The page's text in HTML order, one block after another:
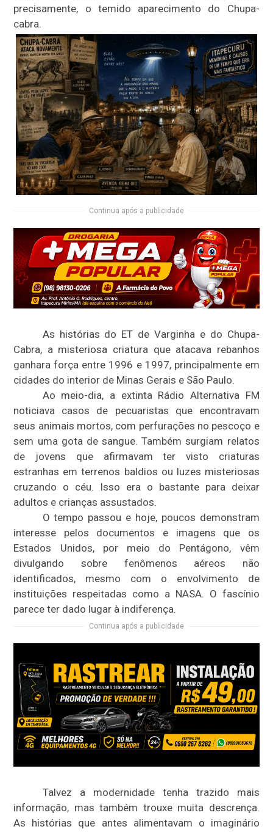
precisamente, o temido aparecimento do Chupa-
cabra.
Continua após a publicidade
As histórias do ET de Varginha e do Chupa-
Cabra, a misteriosa criatura que atacava rebanhos
ganhara força entre 1996 e 1997, principalmente em
cidades do interior de Minas Gerais e São Paulo.
Ao meio-dia, a extinta Rádio Alternativa FM
noticiava casos de pecuaristas que encontravam
seus animais mortos, com perfurações no pescoço e
sem uma gota de sangue. Também surgiam relatos
de jovens que afirmavam ter visto criaturas
estranhas em terrenos baldios ou luzes misteriosas
cruzando o céu. Isso era o bastante para deixar
adultos e crianças assustados.
O tempo passou e hoje, poucos demonstram
interesse pelos documentos e imagens que os
Estados Unidos, por meio do Pentágono, vêm
divulgando sobre fenômenos aéreos não
identificados, mesmo com o envolvimento de
instituições respeitadas como a NASA. O fascínio
parece ter dado lugar à indiferença.
Continua após a publicidade
Talvez a modernidade tenha trazido mais
informação, mas também trouxe muita descrença.
As histórias que antes alimentavam o imaginário